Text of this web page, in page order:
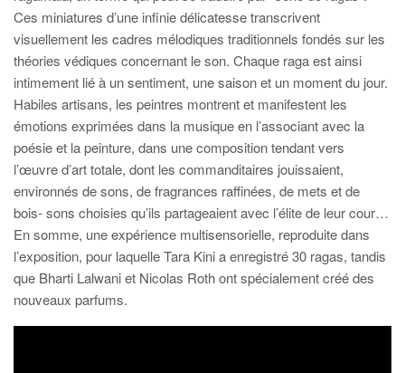
Ces miniatures d’une infinie délicatesse transcrivent
visuellement les cadres mélodiques traditionnels fondés sur les
théories védiques concernant le son. Chaque raga est ainsi
intimement lié à un sentiment, une saison et un moment du jour.
Habiles artisans, les peintres montrent et manifestent les
émotions exprimées dans la musique en l’associant avec la
poésie et la peinture, dans une composition tendant vers
l’œuvre d’art totale, dont les commanditaires jouissaient,
environnés de sons, de fragrances raffinées, de mets et de
bois- sons choisies qu’ils partageaient avec l’élite de leur cour…
En somme, une expérience multisensorielle, reproduite dans
l’exposition, pour laquelle Tara Kini a enregistré 30 ragas, tandis
que Bharti Lalwani et Nicolas Roth ont spécialement créé des
nouveaux parfums.